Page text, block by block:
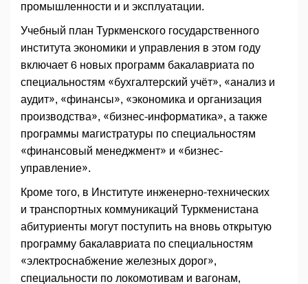
промышленности и и эксплуатации.
Учебный план Туркменского государственного
института экономики и управления в этом году
включает 6 новых программ бакалавриата по
специальностям «бухгалтерский учёт», «анализ и
аудит», «финансы», «экономика и организация
производства», «бизнес-информатика», а также
программы магистратуры по специальностям
«финансовый менеджмент» и «бизнес-
управление».
Кроме того, в Институте инженерно-технических
и транспортных коммуникаций Туркменистана
абитуриенты могут поступить на вновь открытую
программу бакалавриата по специальностям
«электроснабжение железных дорог»,
специальности по локомотивам и вагонам,